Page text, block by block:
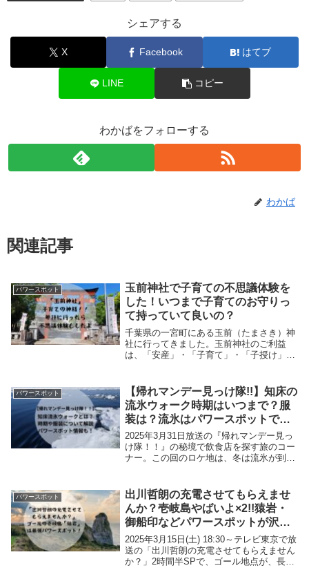
シェアする
X Facebook はてブ
LINE コピー
わかばをフォローする
わかば
関連記事
パワースポット
玉前神社で子育ての不思議体験を
した！いつまで子育てのお守りっ
て持っていて良いの？
千葉県の一宮町にある玉前（たまさき）神
社に行ってきました。玉前神社のご利益
は、「安産」・「子育て」・「子授け」・
がある神社なのです。子育てに悩みがあっ
た私が参拝した...
パワースポット
【帰れマンデー見っけ隊!!】知床の
流氷ウォーク時期はいつまで？服
装は？流氷はパワースポットでも
あった✨
2025年3月31日放送の『帰れマンデー見っ
け隊！！』の秘境で飲食店を探す旅のコー
ナー。この回のロケ地は、冬は流氷が到来
2月から3月中旬がシーズン時期で、流氷の
状況...
パワースポット
出川哲朗の充電させてもらえませ
んか？壱岐島やばいよ×2!!猿岩・
御船印などパワースポットが沢山
でした【2025/3/15放送回】
2025年3月15日(土) 18:30～テレビ東京で放
送の「出川哲朗の充電させてもらえません
か？」2時間半SPで、ゴール地点が、長崎